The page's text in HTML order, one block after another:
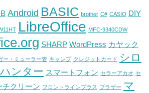
Android BASIC brother C# CASIO DIY
LibreOffice MFC-9340CDW
SHARP WordPress カヤック
ー・ミューラー管 キャンプ クレジットカード シロ
ンター スマートフォン セラーアカオ セ
チクリーン フロントラインプラス ブラザー マ